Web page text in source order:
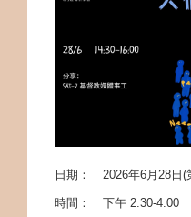
日期： 2026年6月28日(
時間： 下午 2:30-4:00